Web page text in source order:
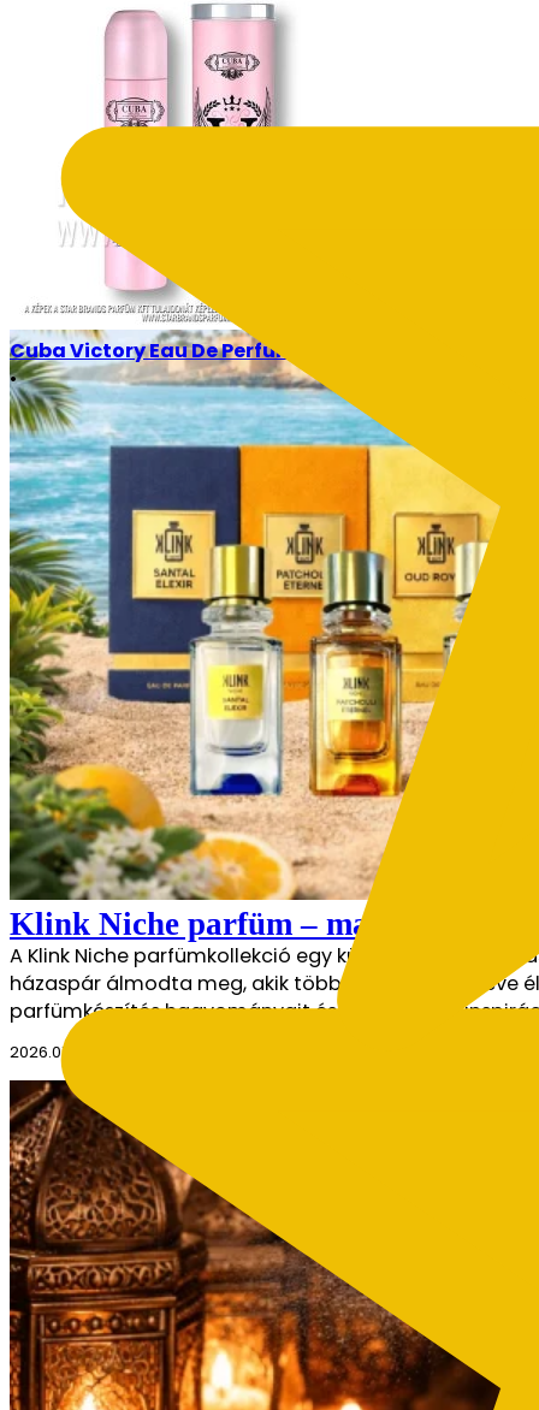
Cuba Victory Eau De Perfume 100ml
•
Legújabb cikkeink
Fedezd fel legfrissebb cikkeinket, tele
Klink Niche parfüm – marokkói
A Klink Niche parfümkollekció egy különleges
házaspár álmodta meg, akik több mint harminc éve
parfümkészítés hagyományait és az orientális
2026.07.28.